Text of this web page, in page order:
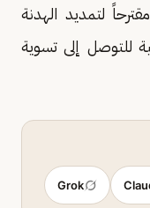
لتمديد الهدنة
للتوصل إلى تسوية
Grok